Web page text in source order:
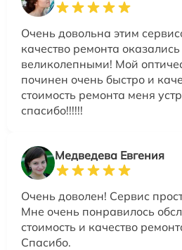
Очень довольна этим
качество ремонта
великолепными! Мой
починен очень быстро и
стоимость ремонта меня
спасибо!!!!!!
Медведева Евгения
Очень доволен! Сервис
Мне очень понравилось
стоимость и качество
Спасибо.